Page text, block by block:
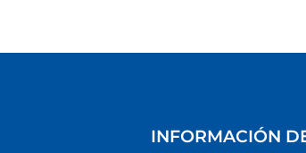
INFORMACIÓN